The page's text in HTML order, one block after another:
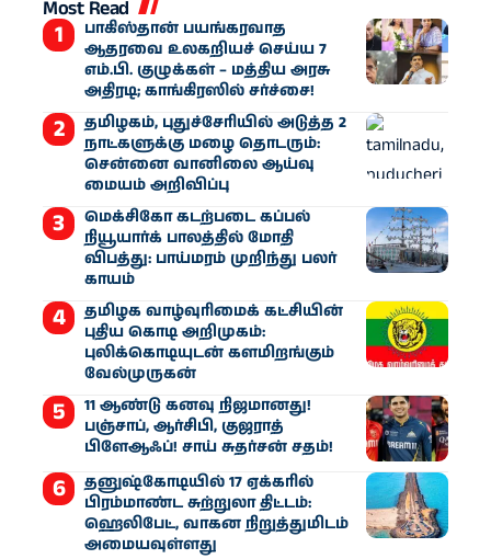
Most Read
பாகிஸ்தான் பயங்கரவாத
ஆதரவை உலகறியச் செய்ய 7
எம்.பி. குழுக்கள் – மத்திய அரசு
அதிரடி; காங்கிரஸில் சர்ச்சை!
தமிழகம், புதுச்சேரியில் அடுத்த 2
நாட்களுக்கு மழை தொடரும்:
சென்னை வானிலை ஆய்வு
மையம் அறிவிப்பு
மெக்சிகோ கடற்படை கப்பல்
நியூயார்க் பாலத்தில் மோதி
விபத்து: பாய்மரம் முறிந்து பலர்
காயம்
தமிழக வாழ்வுரிமைக் கட்சியின்
புதிய கொடி அறிமுகம்:
புலிக்கொடியுடன் களமிறங்கும்
வேல்முருகன்
11 ஆண்டு கனவு நிஜமானது!
பஞ்சாப், ஆர்சிபி, குஜராத்
பிளேஆஃப்! சாய் சுதர்சன் சதம்!
தனுஷ்கோடியில் 17 ஏக்கரில்
பிரம்மாண்ட சுற்றுலா திட்டம்:
ஹெலிபேட், வாகன நிறுத்துமிடம்
அமையவுள்ளது